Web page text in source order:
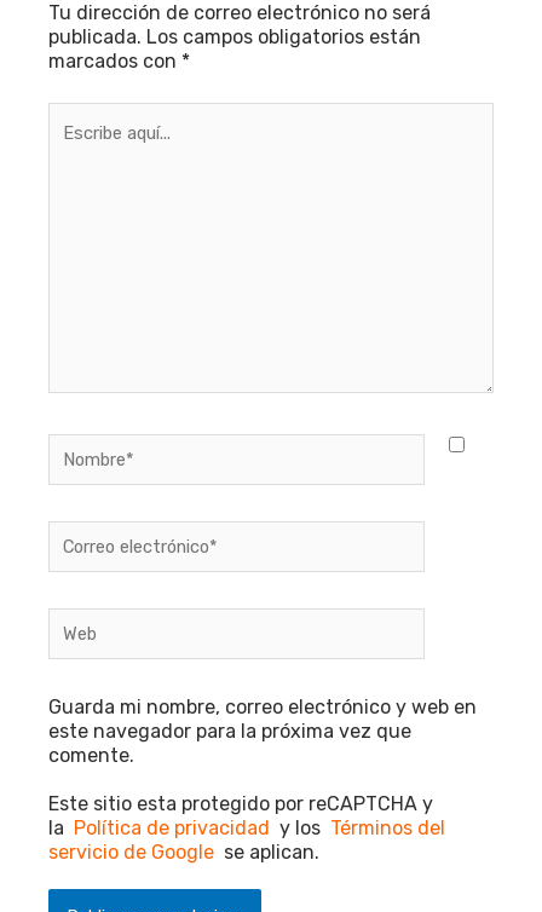
Tu dirección de correo electrónico no será
publicada. Los campos obligatorios están
marcados con *
aquí...
electrónico*
Guarda mi nombre, correo electrónico y web en
este navegador para la próxima vez que
comente.
Este sitio esta protegido por reCAPTCHA y
la Política de privacidad y los Términos del
servicio de Google se aplican.